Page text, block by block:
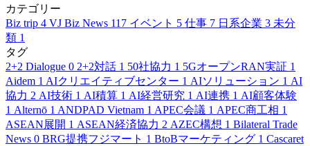
カテゴリー
Biz trip 4 VJ Biz News 117 イベント 5 仕事 7 日系企業 3 未分
類 1
タグ
2+2 Dialogue 0 2+2対話 1 50社協力 1 5GオープンRAN実証 1
Aidem 1 AIクリエイティブセンター 1 AIソリューション 1 AI
協力 2 AI技術 1 AI積算 1 AI経営研究 1 AI連携 1 AI顧客体験
1 Alternō 1 ANDPAD Vietnam 1 APEC会議 1 APEC商工相 1
ASEAN展開 1 ASEAN経済協力 2 AZEC構想 1 Bilateral Trade
News 0 BRG提携フジマート 1 BtoBマーケティング 1 Cascaret